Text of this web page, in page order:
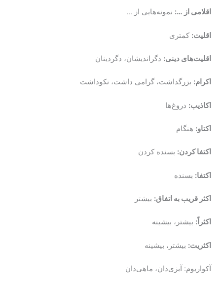
اقلامی از …: نمونه‌هایی از …
اقلیت: کمتری
اقلیت‌های دینی: دگراندیشان، دگردینان
اکرام: بزرگداشت، گرامی داشت، نکوداشت
اکاذیب: دروغ‌ها
اکتاو: هنگام
اکتفا کردن: بسنده کردن
اکتفا: بسنده
اکثر قریب به اتفاق: بیشتر
اکثراً: بیشتر، بیشینه
اکثریت: بیشتر، بیشینه
آکواریوم: آبزی‌دان، ماهی‌دان